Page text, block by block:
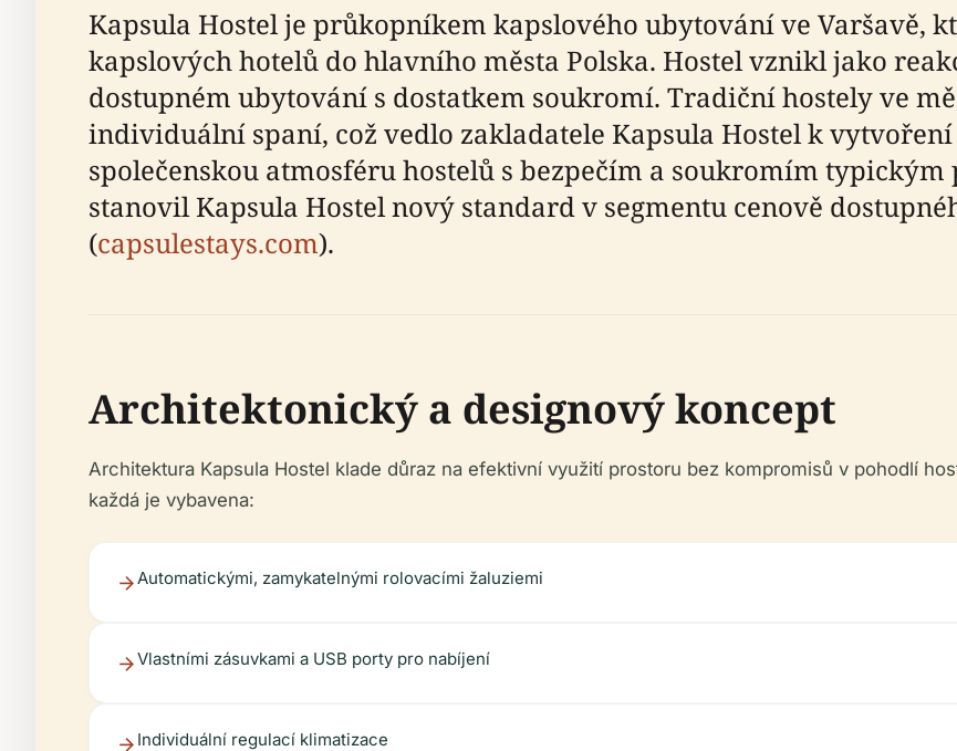
Kapsula Hostel je průkopníkem kapslového ubytování ve Varšavě,
kapslových hotelů do hlavního města Polska. Hostel vznikl jako
dostupném ubytování s dostatkem soukromí. Tradiční hostely ve
individuální spaní, což vedlo zakladatele Kapsula Hostel k
společenskou atmosféru hostelů s bezpečím a soukromím typickým
stanovil Kapsula Hostel nový standard v segmentu cenově
(capsulestays.com).
Architektonický a designový koncept
Architektura Kapsula Hostel klade důraz na efektivní využití prostoru bez kompromisů v pohodlí
každá je vybavena:
Automatickými, zamykatelnými rolovacími žaluziemi
Vlastními zásuvkami a USB porty pro nabíjení
Individuální regulací klimatizace